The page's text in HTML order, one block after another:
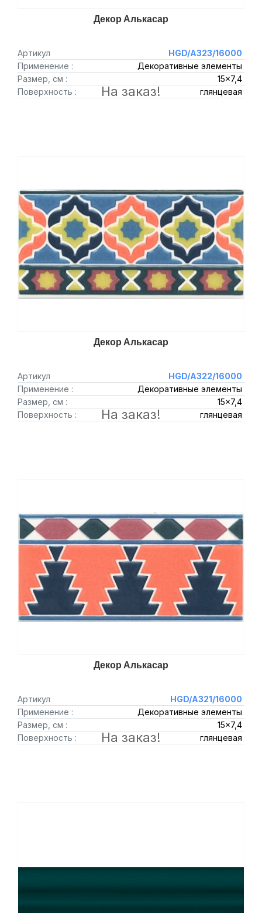
Декор Алькасар
Артикул
HGD/A323/16000
Применение :
Декоративные элементы
Размер, см :
15x7,4
Поверхность :
глянцевая
На заказ!
Декор Алькасар
Артикул
HGD/A322/16000
Применение :
Декоративные элементы
Размер, см :
15x7,4
Поверхность :
глянцевая
На заказ!
Декор Алькасар
Артикул
HGD/A321/16000
Применение :
Декоративные элементы
Размер, см :
15x7,4
Поверхность :
глянцевая
На заказ!